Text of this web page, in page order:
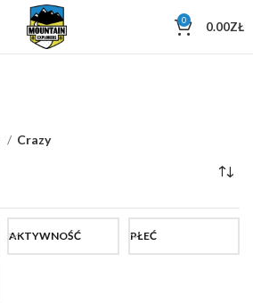
0 0.00ZŁ
Crazy
AKTYWNOŚĆ PŁEĆ